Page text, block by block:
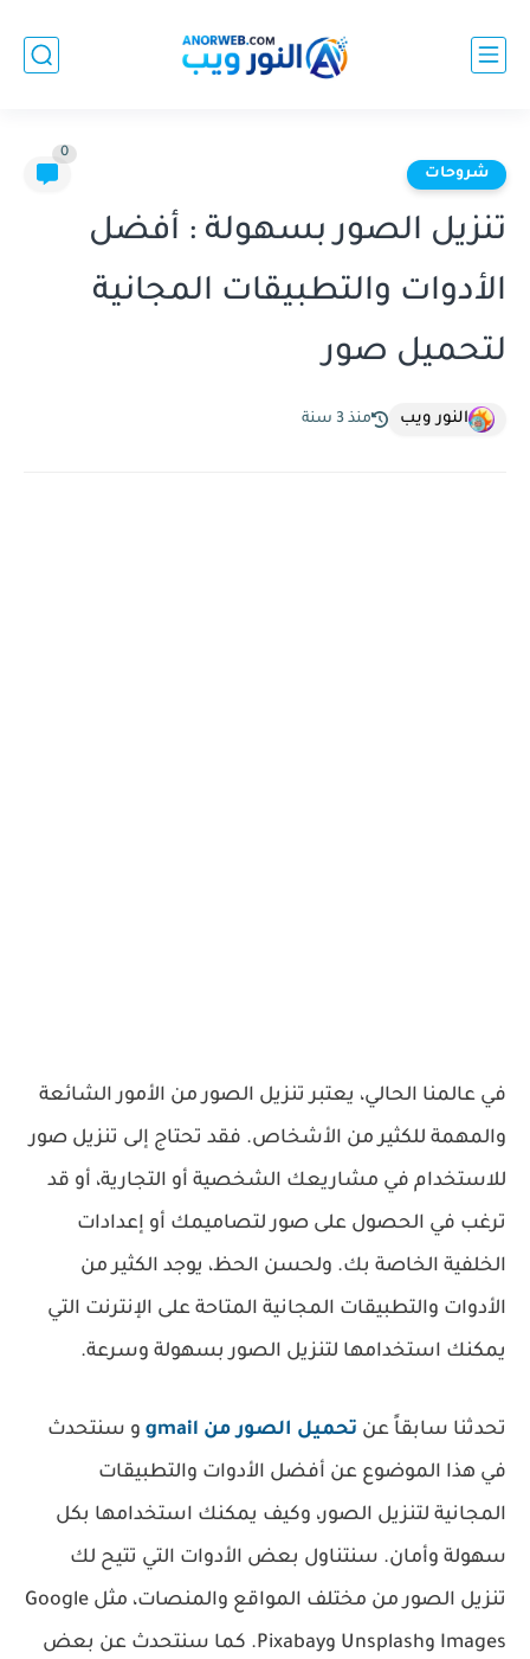
شروحات
0
تنزيل الصور بسهولة : أفضل
الأدوات والتطبيقات المجانية
لتحميل صور
النور ويب منذ 3 سنة
في عالمنا الحالي، يعتبر تنزيل الصور من الأمور الشائعة
والمهمة للكثير من الأشخاص. فقد تحتاج إلى تنزيل صور
للاستخدام في مشاريعك الشخصية أو التجارية، أو قد
ترغب في الحصول على صور لتصاميمك أو إعدادات
الخلفية الخاصة بك. ولحسن الحظ، يوجد الكثير من
الأدوات والتطبيقات المجانية المتاحة على الإنترنت التي
يمكنك استخدامها لتنزيل الصور بسهولة وسرعة.
تحدثنا سابقاً عن تحميل الصور من gmail
و سنتحدث
في هذا الموضوع عن أفضل الأدوات والتطبيقات
المجانية لتنزيل الصور، وكيف يمكنك استخدامها بكل
سهولة وأمان. سنتناول بعض الأدوات التي تتيح لك
تنزيل الصور من مختلف المواقع والمنصات، مثل Google
Images وUnsplash وPixabay. كما سنتحدث عن بعض